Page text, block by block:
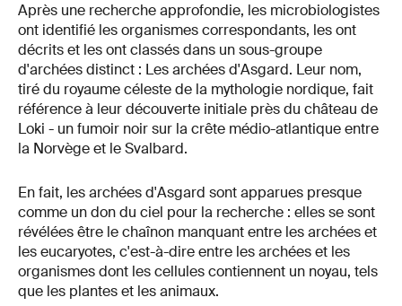
Après une recherche approfondie, les microbiologistes
ont identifié les organismes correspondants, les ont
décrits et les ont classés dans un sous-groupe
d'archées distinct : Les archées d'Asgard. Leur nom,
tiré du royaume céleste de la mythologie nordique, fait
référence à leur découverte initiale près du château de
Loki - un fumoir noir sur la crête médio-atlantique entre
la Norvège et le Svalbard.
En fait, les archées d'Asgard sont apparues presque
comme un don du ciel pour la recherche : elles se sont
révélées être le chaînon manquant entre les archées et
les eucaryotes, c'est-à-dire entre les archées et les
organismes dont les cellules contiennent un noyau, tels
que les plantes et les animaux.